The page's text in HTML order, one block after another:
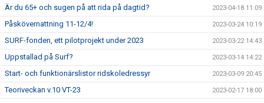
Är du 65+ och sugen på att rida på dagtid? 2023-04-18 11:09
Påskövernattning 11-12/4! 2023-03-24 10:19
SURF-fonden, ett pilotprojekt under 2023 2023-03-22 14:43
Uppstallad på Surf? 2023-03-14 14:22
Start- och funktionärslistor ridskoledressyr 2023-03-09 20:45
Teoriveckan v.10 VT-23 2023-02-17 18:00